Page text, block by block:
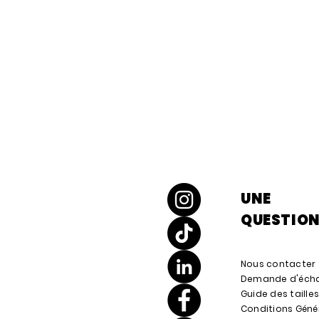
UNE
Nous contacter
Demande
Guide des tailles
Conditions